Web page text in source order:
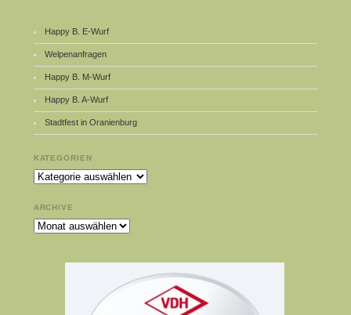
Happy B. E-Wurf
Welpenanfragen
Happy B. M-Wurf
Happy B. A-Wurf
Stadtfest in Oranienburg
KATEGORIEN
Kategorien
ARCHIVE
Archive